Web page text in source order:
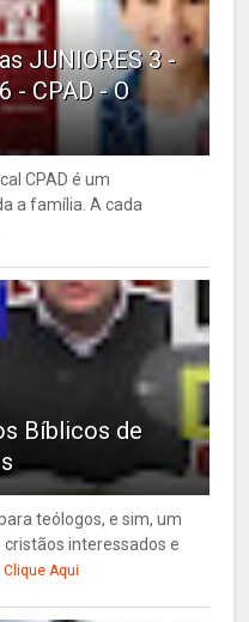
JUNIORES 3 -
- CPAD - O
CPAD é um
a família. A cada
Bíblicos de
teólogos, e sim, um
interessados e
Clique Aqui